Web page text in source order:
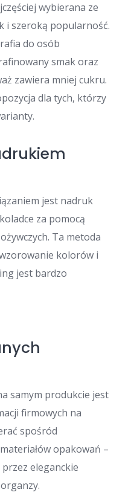
wybierana ze
i szeroką popularność.
do osób
smak oraz
zawiera mniej cukru.
dla tych, którzy
jest nadruk
za pomocą
Ta metoda
kolorów i
jest bardzo
samym produkcie jest
firmowych na
spośród
opakowań –
eleganckie